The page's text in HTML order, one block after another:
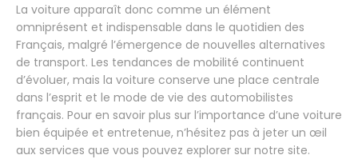
La voiture apparaît donc comme un élément
omniprésent et indispensable dans le quotidien des
Français, malgré l’émergence de nouvelles alternatives
de transport. Les tendances de mobilité continuent
d’évoluer, mais la voiture conserve une place centrale
dans l’esprit et le mode de vie des automobilistes
français. Pour en savoir plus sur l’importance d’une voiture
bien équipée et entretenue, n’hésitez pas à jeter un œil
aux services que vous pouvez explorer sur notre site.